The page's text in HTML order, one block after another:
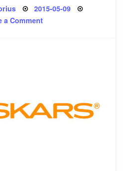
Posted
2015-05-09
a Commenton